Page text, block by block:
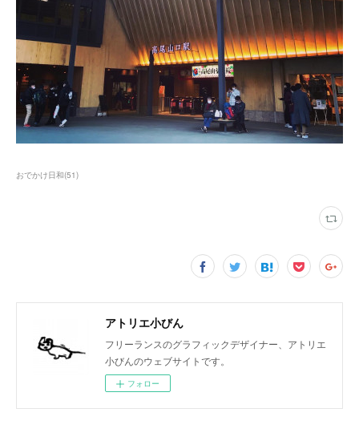
おでかけ日和(51)
アトリエ小びん
フリーランスのグラフィックデザイナー、アトリエ
小びんのウェブサイトです。
フォロー